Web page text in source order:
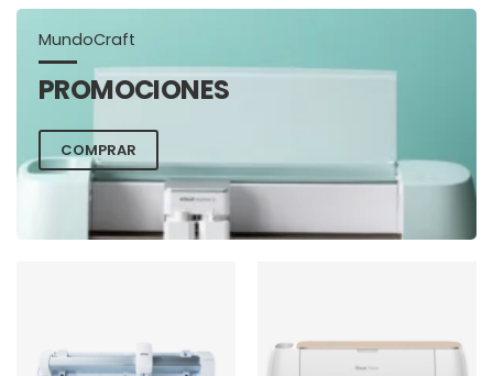
MundoCraft
PROMOCIONES
COMPRAR